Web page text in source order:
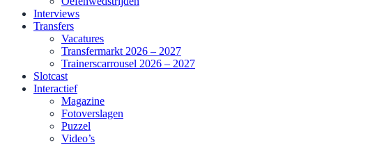
Interviews
Transfers
Vacatures
Transfermarkt 2026 – 2027
Trainerscarrousel 2026 – 2027
Slotcast
Interactief
Magazine
Fotoverslagen
Puzzel
Video’s